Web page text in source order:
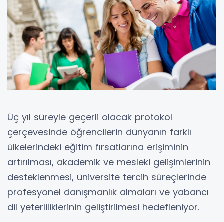
Üç yıl süreyle geçerli olacak protokol
çerçevesinde öğrencilerin dünyanın farklı
ülkelerindeki eğitim fırsatlarına erişiminin
artırılması, akademik ve mesleki gelişimlerinin
desteklenmesi, üniversite tercih süreçlerinde
profesyonel danışmanlık almaları ve yabancı
dil yeterliliklerinin geliştirilmesi hedefleniyor.